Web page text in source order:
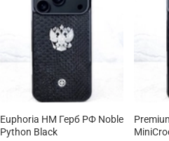
Euphoria HM Герб РФ Noble
Python Black